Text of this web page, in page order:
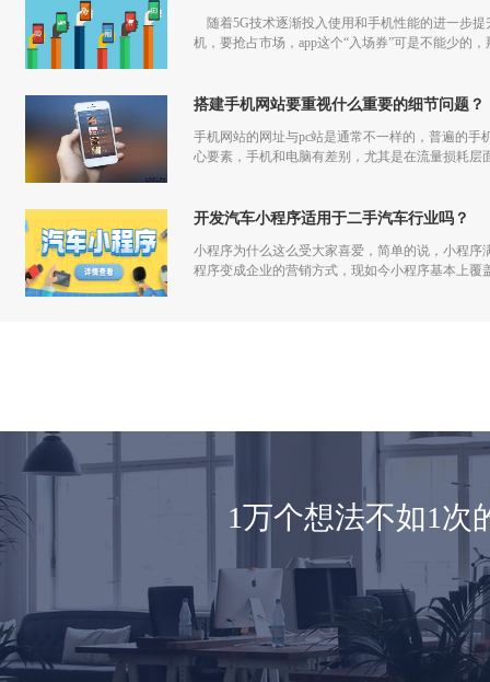
随着5G技术逐渐投入使用和手机性能的进一步
机，要抢占市场，app这个“入场券”可是不能少的
搭建手机网站要重视什么重要的细节问题？
手机网站的网址与pc站是通常不一样的，普遍的
心要素，手机和电脑有差别，尤其是在流量损耗层
开发汽车小程序适用于二手汽车行业吗？
小程序为什么这么受大家喜爱，简单的说，小程
程序变成企业的营销方式，现如今小程序基本上覆
1万个想法不如1次